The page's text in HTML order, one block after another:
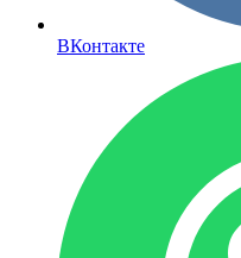
ВКонтакте